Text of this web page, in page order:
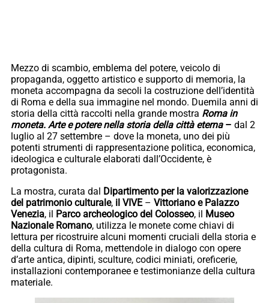
Mezzo di scambio, emblema del potere, veicolo di
propaganda, oggetto artistico e supporto di memoria, la
moneta accompagna da secoli la costruzione dell’identità
di Roma e della sua immagine nel mondo. Duemila anni di
storia della città raccolti nella grande mostra Roma in
moneta. Arte e potere nella storia della città eterna – dal 2
luglio al 27 settembre – dove la moneta, uno dei più
potenti strumenti di rappresentazione politica, economica,
ideologica e culturale elaborati dall’Occidente, è
protagonista.
La mostra, curata dal Dipartimento per la valorizzazione
del patrimonio culturale, il VIVE– Vittoriano e Palazzo
Venezia, il Parco archeologico del Colosseo, il Museo
Nazionale Romano, utilizza le monete come chiavi di
lettura per ricostruire alcuni momenti cruciali della storia e
della cultura di Roma, mettendole in dialogo con opere
d’arte antica, dipinti, sculture, codici miniati, oreficerie,
installazioni contemporanee e testimonianze della cultura
materiale.